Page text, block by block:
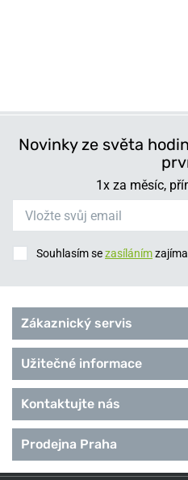
Novinky ze světa
1x za měsíc,
Souhlasím sezasíláním
Zákaznický servis
Užitečné informace
Kontaktujte nás
Prodejna Praha